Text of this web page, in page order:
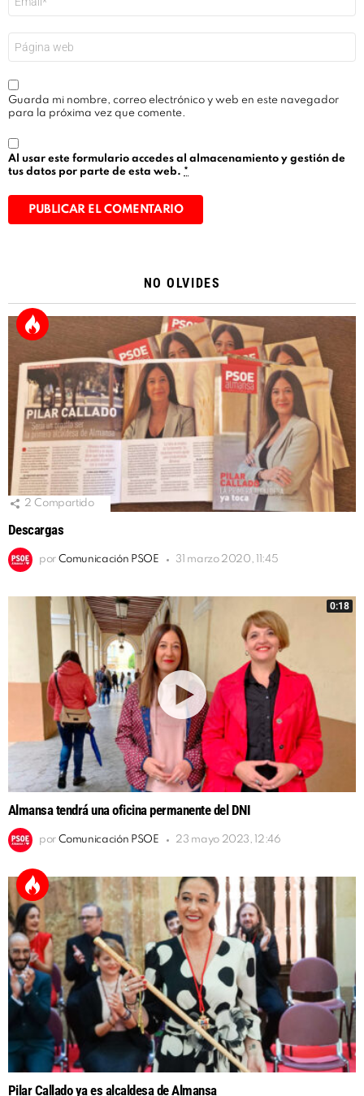
electrónico
*
Guarda mi nombre, correo electrónico y web en este navegador
para la próxima vez que comente.
Al usar este formulario accedes al almacenamiento y gestión de
tus datos por parte de esta web. *
NO OLVIDES
2 Compartido
Descargas
por Comunicación PSOE 31 marzo 2020, 11:45
0:18
Almansa tendrá una oficina permanente del DNI
por Comunicación PSOE 23 mayo 2023, 12:46
Pilar Callado ya es alcaldesa de Almansa